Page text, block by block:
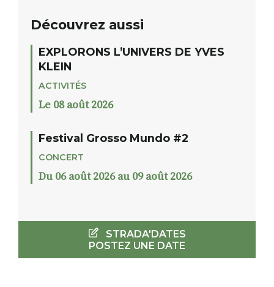
Découvrez aussi
EXPLORONS L’UNIVERS DE YVES
KLEIN
ACTIVITÉS
Le 08 août 2026
Festival Grosso Mundo #2
CONCERT
Du 06 août 2026 au 09 août 2026
STRADA'DATES
POSTEZ UNE DATE